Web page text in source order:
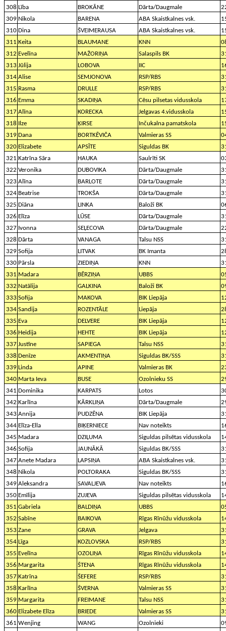
308 Lība BROKĀNE Dārta/Daugmale
309 Nikola BARENA ABA Skaistkalnes vsk.
310 Dina ŠVEIMERAUSA ABA Skaistkalnes vsk.
311 Keita BLAUMANE KNN
312 Evelīna MAŽORIŅA Salaspils BK
313 Jūlija LOBOVA IIC
314 Alise SEMJONOVA RSP/RBS
315 Rasma DRULLE RSP/RBS
316 Emma SKADIŅA Cēsu pilsetas vidusskola
317 Alīna KORECKA Jelgavas 4.vidusskola
318 Ilze ĶIRSE Inčukalna pamatskola
319 Dana BORTKĒVIČA Valmieras SS
320 Elizabete APSĪTE Siguldas BK
321 Katrīna Sāra HAUKA Saulrīti SK
322 Veronika DUBOVIKA Dārta/Daugmale
323 Alīna BARLOTE Dārta/Daugmale
324 Beatrise TROKŠA Dārta/Daugmale
325 Diāna LINKA Baloži BK
326 Elīza LŪSE Dārta/Daugmale
327 Ivonna SEĻECOVA Dārta/Daugmale
328 Dārta VANAGA Talsu NSS
329 Sofija LITVAK BK Imanta
330 Pārsla ZIEDIŅA KNN
331 Madara BĒRZIŅA UBBS
332 Natālija GALKINA Baloži BK
333 Sofija MAKOVA BIK Liepāja
334 Sandija ROZENTĀLE Liepāja
335 Eva DELVERE BIK Liepāja
336 Heidija HEHTE BIK Liepāja
337 Justīne SAPIEGA Talsu NSS
338 Denīze AKMENTIŅA Siguldas BK/SSS
339 Linda APINE Valmieras BK
340 Marta Ieva BUSE Ozolnieku SS
341 Dominika KARPATS Lotos
342 Karlīna KĀRKLIŅA Dārta/Daugmale
343 Annija PUDZĒNA BIK Liepāja
344 Elīza-Ella BIĶERNIECE Nav noteikts
345 Madara DZIĻUMA Siguldas pilsētas vidusskola
346 Sofija JAUNĀKĀ Siguldas BK/SSS
347 Anete Madara LAPSIŅA ABA Skaistkalnes vsk.
348 Nikola POLTORAKA Siguldas BK/SSS
349 Aleksandra SAVALJEVA Nav noteikts
350 Emīlija ZUJEVA Siguldas pilsētas vidusskola
351 Gabriela BALDIŅA UBBS
352 Sabīne BAIKOVA Rīgas Rīnūžu vidusskola
353 Zane GRAVA Jelgava
354 Līga KOZLOVSKA RSP/RBS
355 Evelīna OZOLIŅA Rīgas Rīnūžu vidusskola
356 Margarita ŠTENA Rīgas Rīnūžu vidusskola
357 Katrīna ŠEFERE RSP/RBS
358 Karlīna ŠVERNA Valmieras SS
359 Margarita FREIMANE Talsu NSS
360 Elizabete Elīza BRIEDE Valmieras SS
361 Wenjing WANG Ozolnieki